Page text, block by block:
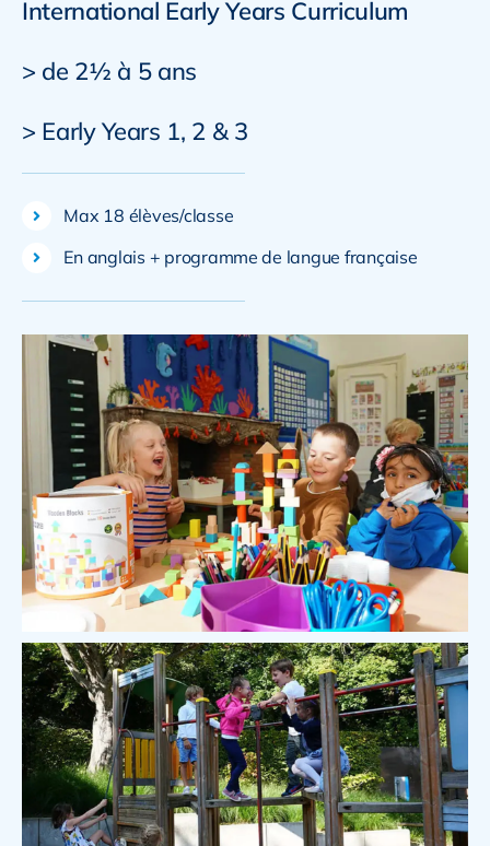
International Early Years Curriculum
> de 2½ à 5 ans
> Early Years 1, 2 & 3
Max 18 élèves/classe
En anglais + programme de langue française